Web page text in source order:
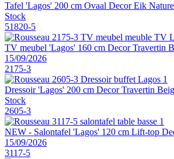
Tafel 'Lagos' 200 cm Ovaal Decor Eik
Stock
51820-5
TV meubel 'Lagos' 160 cm Decor Travertin
15/09/2026
2175-3
Dressoir 'Lagos' 200 cm Decor Travertin
Stock
2605-3
NEW - Salontafel 'Lagos' 120 cm Lift-top
15/09/2026
3117-5